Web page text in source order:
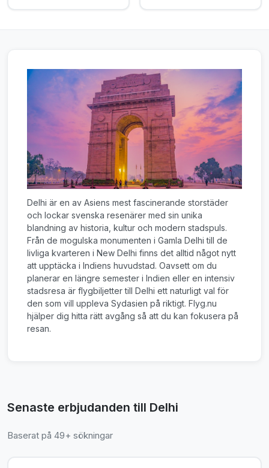
Delhi är en av Asiens mest fascinerande storstäder
och lockar svenska resenärer med sin unika
blandning av historia, kultur och modern stadspuls.
Från de mogulska monumenten i Gamla Delhi till de
livliga kvarteren i New Delhi finns det alltid något nytt
att upptäcka i Indiens huvudstad. Oavsett om du
planerar en längre semester i Indien eller en intensiv
stadsresa är flygbiljetter till Delhi ett naturligt val för
den som vill uppleva Sydasien på riktigt. Flyg.nu
hjälper dig hitta rätt avgång så att du kan fokusera på
resan.
Senaste erbjudanden till Delhi
Baserat på 49+ sökningar